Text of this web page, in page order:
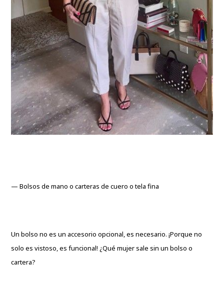
— Bolsos de mano o carteras de cuero o tela fina
Un bolso no es un accesorio opcional, es necesario. ¡Porque no
solo es vistoso, es funcional! ¿Qué mujer sale sin un bolso o
cartera?